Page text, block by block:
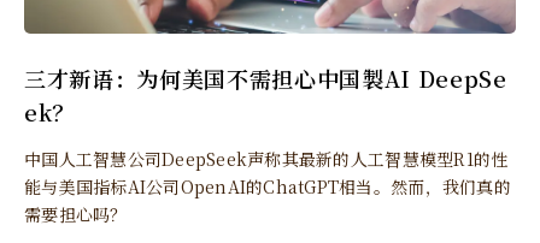
三才新语：为何美国不需担心中国製AI DeepSe
ek？
中国人工智慧公司DeepSeek声称其最新的人工智慧模型R1的性
能与美国指标AI公司OpenAI的ChatGPT相当。然而，我们真的
需要担心吗？